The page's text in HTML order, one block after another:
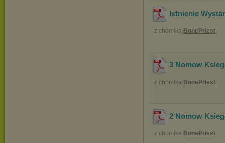
Istnienie
z chomika BonePriest
3 Nomow
z chomika BonePriest
2 Nomow
z chomika BonePriest